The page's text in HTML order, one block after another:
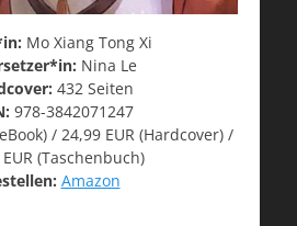
Mo Xiang Tong Xi
Nina Le
432 Seiten
978-3842071247
/ 24,99 EUR (Hardcover) /
(Taschenbuch)
Amazon